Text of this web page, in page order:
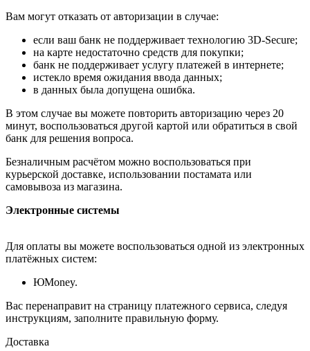
Вам могут отказать от авторизации в случае:
если ваш банк не поддерживает технологию 3D-Secure;
на карте недостаточно средств для покупки;
банк не поддерживает услугу платежей в интернете;
истекло время ожидания ввода данных;
в данных была допущена ошибка.
В этом случае вы можете повторить авторизацию через 20
минут, воспользоваться другой картой или обратиться в свой
банк для решения вопроса.
Безналичным расчётом можно воспользоваться при
курьерской доставке, использовании постамата или
самовывоза из магазина.
Электронные системы
Для оплаты вы можете воспользоваться одной из электронных
платёжных систем:
ЮMoney.
Вас перенаправит на страницу платежного сервиса, следуя
инструкциям, заполните правильную форму.
Доставка